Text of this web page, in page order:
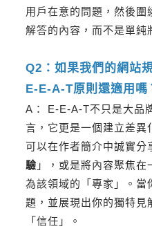
用戶在意的問題，然後圍
解答的內容，而不是單純
Q2：如果我們的網站
E-E-A-T原則還適用嗎
A： E-E-A-T不只是大品
言，它更是一個建立差異
可以在作者簡介中誠實分
驗 」，或是將內容聚焦
為該領域的「專家」。當
題，並展現出你的獨特見
「信任」。